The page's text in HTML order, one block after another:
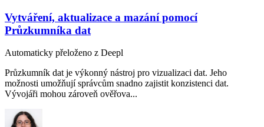
Vytváření, aktualizace a mazání pomocí
Průzkumníka dat
Automaticky přeloženo z Deepl
Průzkumník dat je výkonný nástroj pro vizualizaci dat. Jeho
možnosti umožňují správcům snadno zajistit konzistenci dat.
Vývojáři mohou zároveň ověřova...